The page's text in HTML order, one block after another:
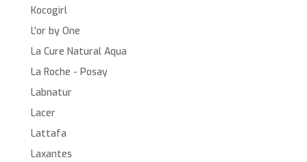
Kocogirl
L'or by One
La Cure Natural Aqua
La Roche - Posay
Labnatur
Lacer
Lattafa
Laxantes